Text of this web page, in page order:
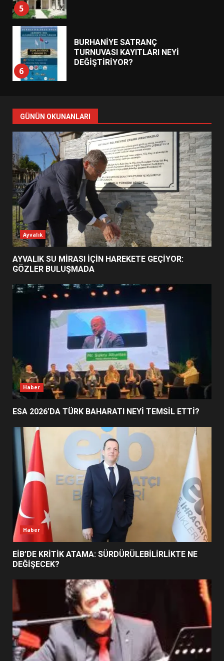
5
6
BURHANİYE SATRANÇ
TURNUVASI KAYITLARI NEYİ
DEĞİŞTİRİYOR?
7
YENİ YÖNETİM NASIL
ŞEKİLLENDİ?
1
AYVALIK SU MİRASI İÇİN
HAREKETE GEÇİYOR: GÖZLER
BULUŞMADA
2
ESA 2026’DA TÜRK BAHARATI
NEYİ TEMSİL ETTİ?
EİB’DE KRİTİK ATAMA:
SÜRDÜRÜLEBİLİRLİKTE NE
DEĞİŞECEK?
4
EDREMİT’İN GURURU TÜRKİYE
FİNALİNDE NE BAŞARDI?
5
UZATILDI: NE DEĞİŞTİ?
6
BURHANİYE SATRANÇ
TURNUVASI KAYITLARI NEYİ
DEĞİŞTİRİYOR?
BURHANİYE BELEDİYESPOR’DA
YENİ YÖNETİM NASIL
GÜNÜN OKUNANLARI
Ayvalık
AYVALIK SU MİRASI İÇİN HAREKETE GEÇİYOR:
GÖZLER BULUŞMADA
Haber
ESA 2026’DA TÜRK BAHARATI NEYİ TEMSİL ETTİ?
Haber
EİB’DE KRİTİK ATAMA: SÜRDÜRÜLEBİLİRLİKTE NE
DEĞİŞECEK?